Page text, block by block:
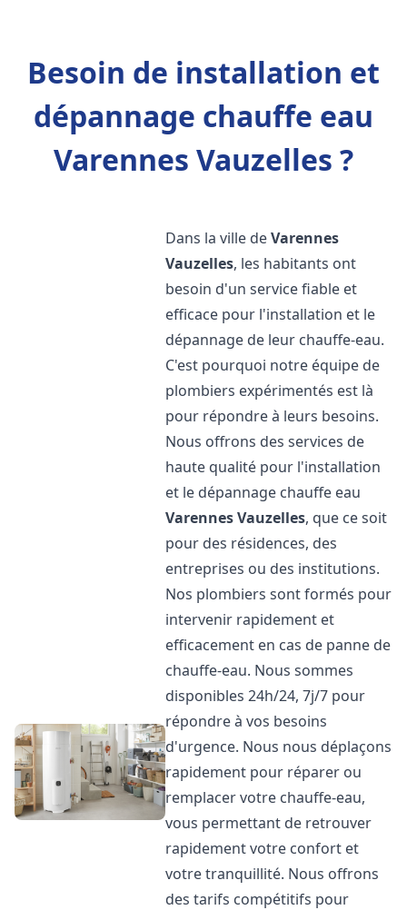
Besoin de installation et
dépannage chauffe eau
Varennes Vauzelles ?
Dans la ville deVarennes
Vauzelles, les habitants ont
besoin d'un service fiable et
efficace pour l'installation et le
dépannage de leur chauffe-eau.
C'est pourquoi notre équipe de
plombiers expérimentés est là
pour répondre à leurs besoins.
Nous offrons des services de
haute qualité pour l'installation
et le dépannage chauffe eau
Varennes Vauzelles, que ce soit
pour des résidences, des
entreprises ou des institutions.
Nos plombiers sont formés pour
intervenir rapidement et
efficacement en cas de panne de
chauffe-eau. Nous sommes
disponibles 24h/24, 7j/7 pour
répondre à vos besoins
d'urgence. Nous nous déplaçons
rapidement pour réparer ou
remplacer votre chauffe-eau,
vous permettant de retrouver
rapidement votre confort et
votre tranquillité. Nous offrons
des tarifs compétitifs pour